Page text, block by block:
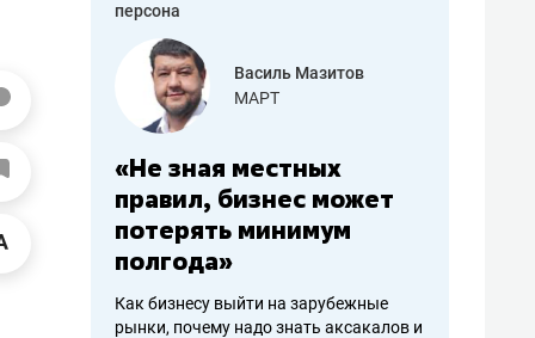
персона
работа
Василь Мазитов
МАРТ
«Не зная местных
правил, бизнес может
потерять минимум
полгода»
Как бизнесу выйти на зарубежные
рынки, почему надо знать аксакалов и